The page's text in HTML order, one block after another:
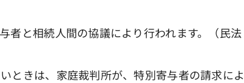
と相続人間の協議により行われます。（民法
ときは、家庭裁判所が、特別寄与者の請求によ